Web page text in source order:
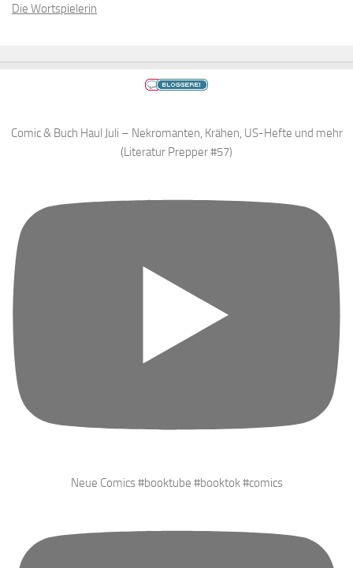
Die Wortspielerin
Comic & Buch Haul Juli – Nekromanten, Krähen, US-Hefte und mehr
(Literatur Prepper #57)
Neue Comics #booktube #booktok #comics